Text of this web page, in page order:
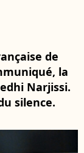
de
la
Narjissi.
silence.